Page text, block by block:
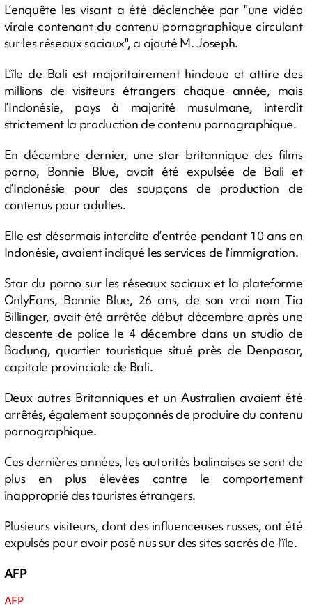
L’enquête les visant a été déclenchée par "une vidéo
virale contenant du contenu pornographique circulant
sur les réseaux sociaux", a ajouté M. Joseph.
L’île de Bali est majoritairement hindoue et attire des
millions de visiteurs étrangers chaque année, mais
l’Indonésie, pays à majorité musulmane, interdit
strictement la production de contenu pornographique.
En décembre dernier, une star britannique des films
porno, Bonnie Blue, avait été expulsée de Bali et
d’Indonésie pour des soupçons de production de
contenus pour adultes.
Elle est désormais interdite d’entrée pendant 10 ans en
Indonésie, avaient indiqué les services de l’immigration.
Star du porno sur les réseaux sociaux et la plateforme
OnlyFans, Bonnie Blue, 26 ans, de son vrai nom Tia
Billinger, avait été arrêtée début décembre après une
descente de police le 4 décembre dans un studio de
Badung, quartier touristique situé près de Denpasar,
capitale provinciale de Bali.
Deux autres Britanniques et un Australien avaient été
arrêtés, également soupçonnés de produire du contenu
pornographique.
Ces dernières années, les autorités balinaises se sont de
plus en plus élevées contre le comportement
inapproprié des touristes étrangers.
Plusieurs visiteurs, dont des influenceuses russes, ont été
expulsés pour avoir posé nus sur des sites sacrés de l’île.
AFP
AFP